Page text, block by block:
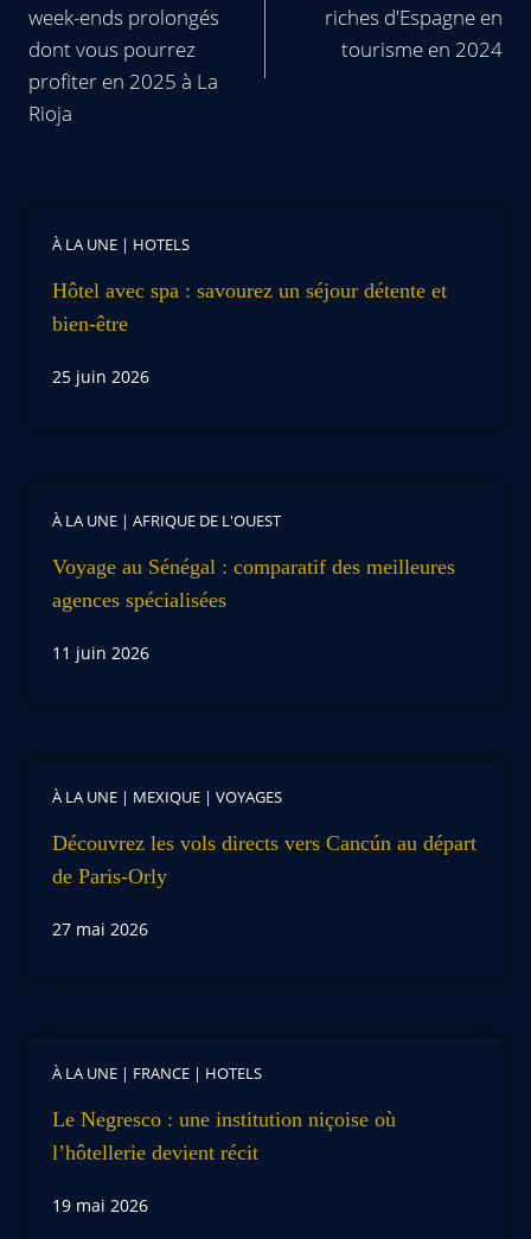
week-ends prolongés
dont vous pourrez
profiter en 2025 à La
Rioja
riches d'Espagne en
tourisme en 2024
À LA UNE | HOTELS
Hôtel avec spa : savourez un séjour détente et
bien-être
25 juin 2026
À LA UNE | AFRIQUE DE L'OUEST
Voyage au Sénégal : comparatif des meilleures
agences spécialisées
11 juin 2026
À LA UNE | MEXIQUE | VOYAGES
Découvrez les vols directs vers Cancún au départ
de Paris-Orly
27 mai 2026
À LA UNE | FRANCE | HOTELS
Le Negresco : une institution niçoise où
l’hôtellerie devient récit
19 mai 2026